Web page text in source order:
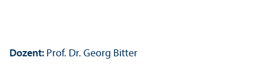
Dozent: Prof. Dr. Georg Bitter